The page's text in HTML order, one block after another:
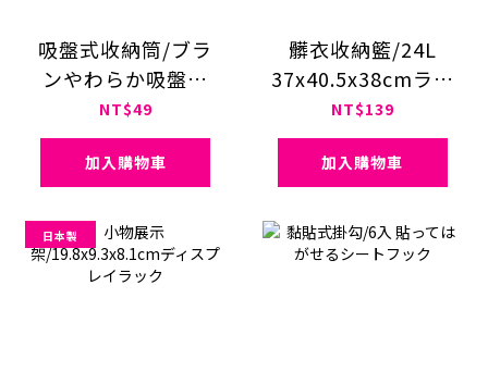
吸盤式收納筒/ブラ
ンやわらか吸盤ス
リムポケット
NT$49
加入購物車
髒衣收納籃/24L
37x40.5x38cmラン
ドリーバスケット
NT$139
加入購物車
日本製